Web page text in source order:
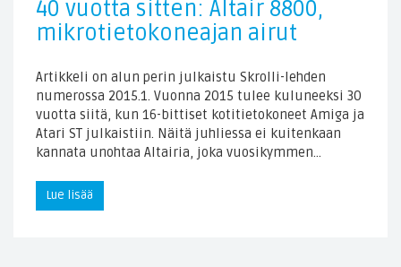
40 vuotta sitten: Altair 8800,
mikrotietokoneajan airut
Artikkeli on alun perin julkaistu Skrolli-lehden
numerossa 2015.1. Vuonna 2015 tulee kuluneeksi 30
vuotta siitä, kun 16-bittiset kotitietokoneet Amiga ja
Atari ST julkaistiin. Näitä juhliessa ei kuitenkaan
kannata unohtaa Altairia, joka vuosikymmen…
Lue lisää